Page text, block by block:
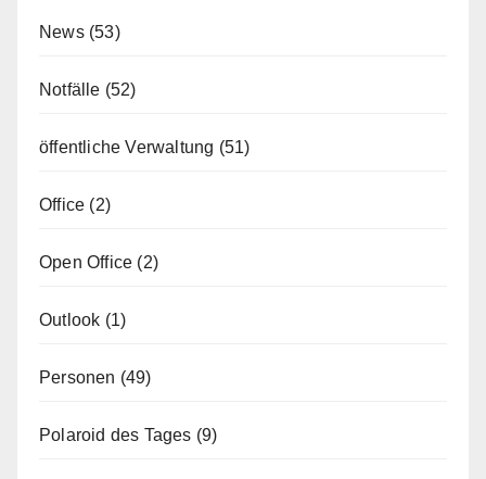
News(53)
Notfälle (52)
öffentliche Verwaltung (51)
Office (2)
Open Office (2)
Outlook (1)
Personen (49)
Polaroid des Tages (9)